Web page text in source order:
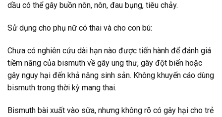
dầu có thể gây buồn nôn, nôn, đau bụng, tiêu chảy.
Sử dụng cho phụ nữ có thai và cho con bú:
Chưa có nghiên cứu dài hạn nào được tiến hành để đánh giá
tiềm năng của bismuth về gây ung thư, gây đột biến hoặc
gây nguy hại đến khả năng sinh sản. Không khuyến cáo dùng
bismuth trong thời kỳ mang thai.
Bismuth bài xuất vào sữa, nhưng không rõ có gây hại cho trẻ